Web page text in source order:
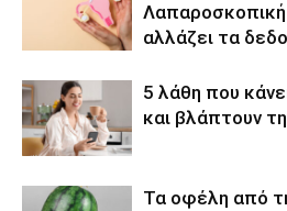
Λαπαροσκοπική
αλλάζει τα
5 λάθη που
και βλάπτουν
Τα οφέλη από